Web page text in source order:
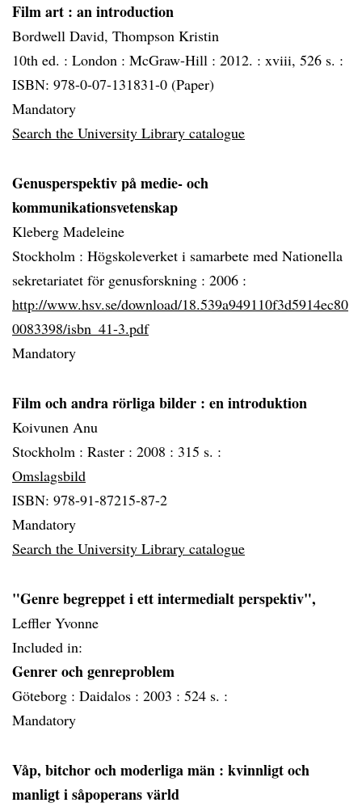
Film art : an introduction
Bordwell David, Thompson Kristin
10th ed. : London : McGraw-Hill : 2012. : xviii, 526 s. :
ISBN: 978-0-07-131831-0 (Paper)
Mandatory
Search the University Library catalogue
Genusperspektiv på medie- och
kommunikationsvetenskap
Kleberg Madeleine
Stockholm : Högskoleverket i samarbete med Nationella
sekretariatet för genusforskning : 2006 :
http://www.hsv.se/download/18.539a949110f3d5914ec80
0083398/isbn_41-3.pdf
Mandatory
Film och andra rörliga bilder : en introduktion
Koivunen Anu
Stockholm : Raster : 2008 : 315 s. :
Omslagsbild
ISBN: 978-91-87215-87-2
Mandatory
Search the University Library catalogue
"Genre begreppet i ett intermedialt perspektiv",
Leffler Yvonne
Included in:
Genrer och genreproblem
Göteborg : Daidalos : 2003 : 524 s. :
Mandatory
Våp, bitchor och moderliga män : kvinnligt och
manligt i såpoperans värld